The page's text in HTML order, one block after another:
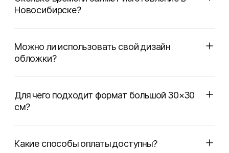
Новосибирске?
Можно ли использовать свой дизайн
обложки?
Для чего подходит формат большой 30×30
см?
Какие способы оплаты доступны?